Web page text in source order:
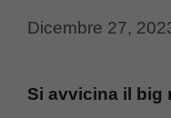
Dicembre 27,
Si avvicina il big